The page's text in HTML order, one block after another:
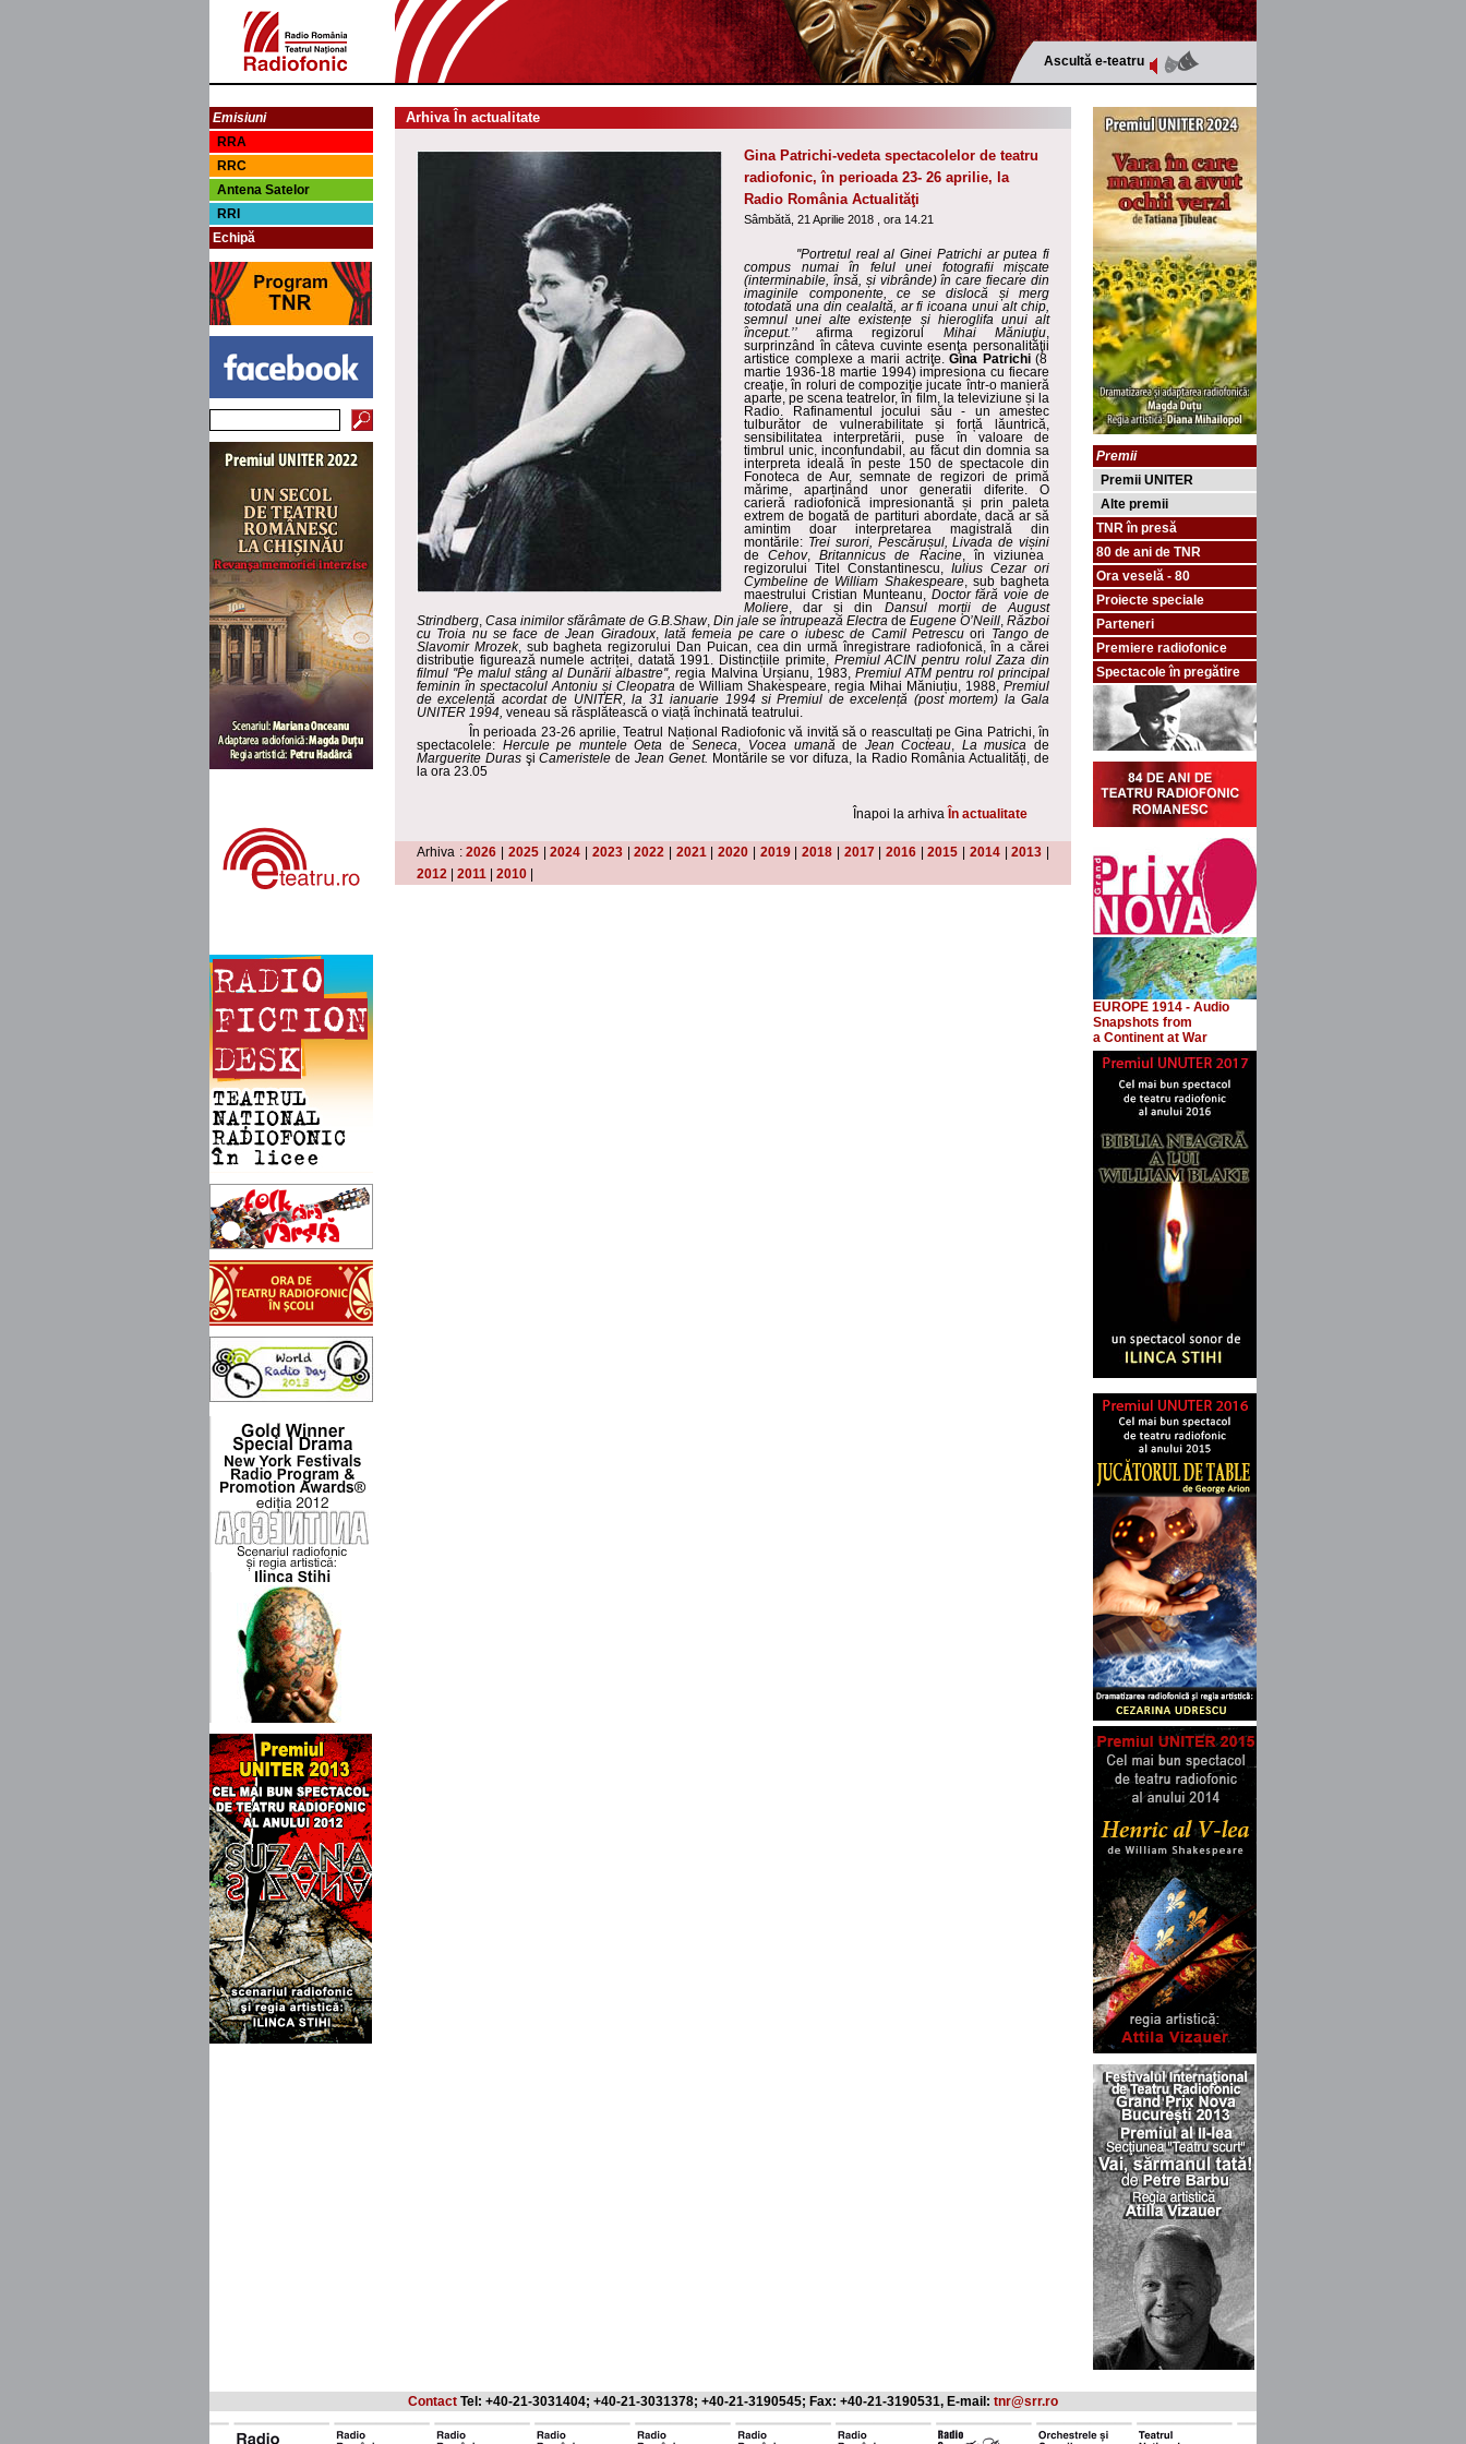
Ascultă e-teatru
Emisiuni
RRA
RRC
Antena Satelor
RRI
Echipă
Arhiva În actualitate
Gina Patrichi-vedeta spectacolelor de teatru
radiofonic, în perioada 23- 26 aprilie, la
Radio România Actualităţi
Sâmbătă, 21 Aprilie 2018 , ora 14.21
''Portretul real al Ginei Patrichi ar putea fi
compus numai în felul unei fotografii mișcate
(interminabile, însă, și vibrânde) în care fiecare din
imaginile componente, ce se dislocă și merg
totodată una din cealaltă, ar fi icoana unui alt chip,
semnul unei alte existențe și hieroglifa unui alt
început.’’ afirma regizorul Mihai Măniuţiu
surprinzând în câteva cuvinte esenţa personalităţii
artistice complexe a marii actriţe .Gina Patrichi(8
martie 1936-18 martie 1994)impresiona cu fiecare
creaţie , în roluri de compoziţie jucate într-o manieră
aparte, pe scena teatrelor, în film, la televiziune și la
Radio. Rafinamentul jocului său - un amestec
tulburător de vulnerabilitate și forță lăuntrică,
sensibilitatea interpretării, puse în valoare de
timbrul unic, inconfundabil, au făcut din domnia sa
interpreta ideală în peste 150 de spectacole din
Fonoteca de Aur, semnate de regizori de primă
mărime, aparținând unor generatii diferite. O
carieră radiofonică impresionantă și prin paleta
extrem de bogată de partituri abordate, dacă ar să
amintim doar interpretarea magistrală din
montările: Trei surori, Pescărușul, Livada de vișini
deCehov,Britannicus de Racine, în viziunea
regizorului Titel Constantinescu, Iulius Cezar ori
Cymbeline de William Shakespeare, sub bagheta
maestrului Cristian Munteanu, Doctor fără voie de
Moliere , dar și din Dansul morții de August
Strindberg Casa inimilor sfărâmate de G.B.Shaw, Din jale se întrupează Electra de Eugene O’Neill Război
cu Troia nu se face de Jean Giradoux, Iată femeia pe care o iubescde Camil Petrescuori Tango de
Slavomir Mrozek, sub bagheta regizorului Dan Puican, cea din urmă înregistrare radiofonică, în a cărei
distribuție figurează numele actriței, datată 1991. Distincțiile primite, Premiul ACIN pentru rolul Zaza din
filmul ''Pe malul stâng al Dunării albastre'', regia Malvina Urșianu, 1983, Premiul ATM pentru rol principal
feminin în spectacolul Antoniu și Cleopatra de William Shakespeare, regia Mihai Măniuțiu, 1988, Premiul
de excelență acordat de UNITER, la 31 ianuarie 1994 si Premiul de excelență (post mortem) la Gala
UNITER 1994, veneau să răsplătească o viață închinată teatrului.
În perioada 23-26 aprilie, Teatrul Național Radiofonic vă invită să o reascultați pe Gina Patrichi, în
spectacolele: Hercule pe muntele Oeta deSeneca Vocea umanăde Jean Cocteau La musica de
Marguerite DurasşiCameristeledeJean Genet. Montările se vor difuza, la Radio România Actualități, de
la ora 23.05
Înapoi la arhiva În actualitate
Arhiva :2026 | 2025|2024 | 2023|2022 | 2021 |2020 | 2019|2018 | 2017| 2016|2015 | 2014|2013 |
2012 | 2011 | 2010 |
Premii
Premii UNITER
Alte premii
TNR în presă
80 de ani de TNR
Ora veselă - 80
Proiecte speciale
Parteneri
Premiere radiofonice
Spectacole în pregătire
EUROPE 1914 - Audio
Snapshots from
a Continent at War
Contact Tel: +40-21-3031404; +40-21-3031378; +40-21-3190545; Fax: +40-21-3190531, E-mail: tnr@srr.ro